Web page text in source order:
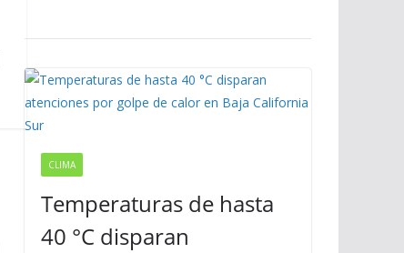
CLIMA
Temperaturas de hasta
40 °C disparan